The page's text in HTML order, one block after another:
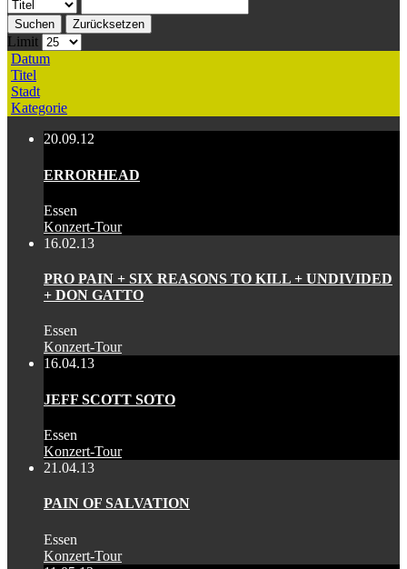
Suchen Zurücksetzen
Limit
Datum
Titel
Stadt
Kategorie
20.09.12
ERRORHEAD
Essen
Konzert-Tour
16.02.13
PRO PAIN + SIX REASONS TO KILL + UNDIVIDED
+ DON GATTO
Essen
Konzert-Tour
16.04.13
JEFF SCOTT SOTO
Essen
Konzert-Tour
21.04.13
PAIN OF SALVATION
Essen
Konzert-Tour